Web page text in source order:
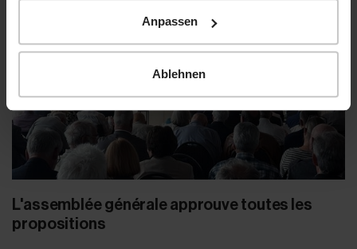
Anpassen
Ablehnen
L'assemblée générale approuve toutes les
propositions